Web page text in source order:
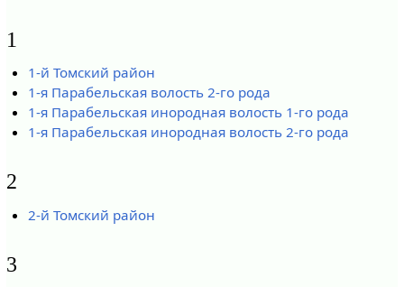
1
1-й Томский район
1-я Парабельская волость 2-го рода
1-я Парабельская инородная волость 1-го рода
1-я Парабельская инородная волость 2-го рода
2
2-й Томский район
3